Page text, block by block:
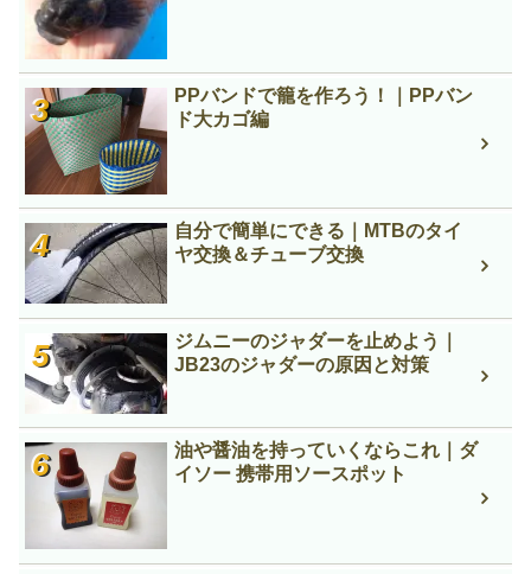
PPバンドで籠を作ろう！｜PPバン
ド大カゴ編
自分で簡単にできる｜MTBのタイ
ヤ交換＆チューブ交換
ジムニーのジャダーを止めよう｜
JB23のジャダーの原因と対策
油や醤油を持っていくならこれ｜ダ
イソー 携帯用ソースポット